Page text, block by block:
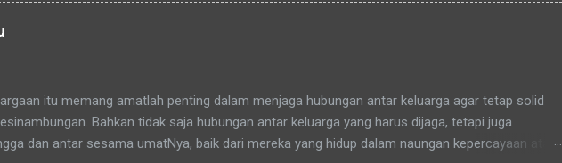
itu memang amatlah penting dalam menjaga hubungan antar keluarga agar tetap solid
Bahkan tidak saja hubungan antar keluarga yang harus dijaga, tetapi juga
dan antar sesama umatNya, baik dari mereka yang hidup dalam naungan kepercayaan atau